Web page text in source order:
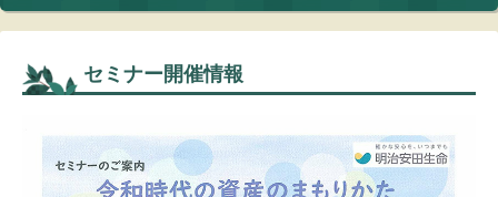
セミナー開催情報